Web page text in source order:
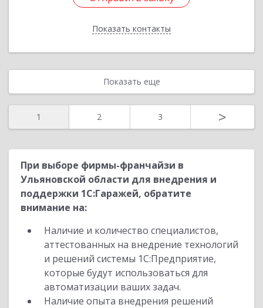
Показать контакты
Назад
Показать еще
1 2 3 >
При выборе фирмы-франчайзи в
Ульяновской области для внедрения и
поддержки 1С:Гаражей, обратите
внимание на:
Наличие и количество специалистов,
аттестованных на внедрение технологий
и решений системы 1С:Предприятие,
которые будут использоваться для
автоматизации ваших задач.
Наличие опыта внедрения решений